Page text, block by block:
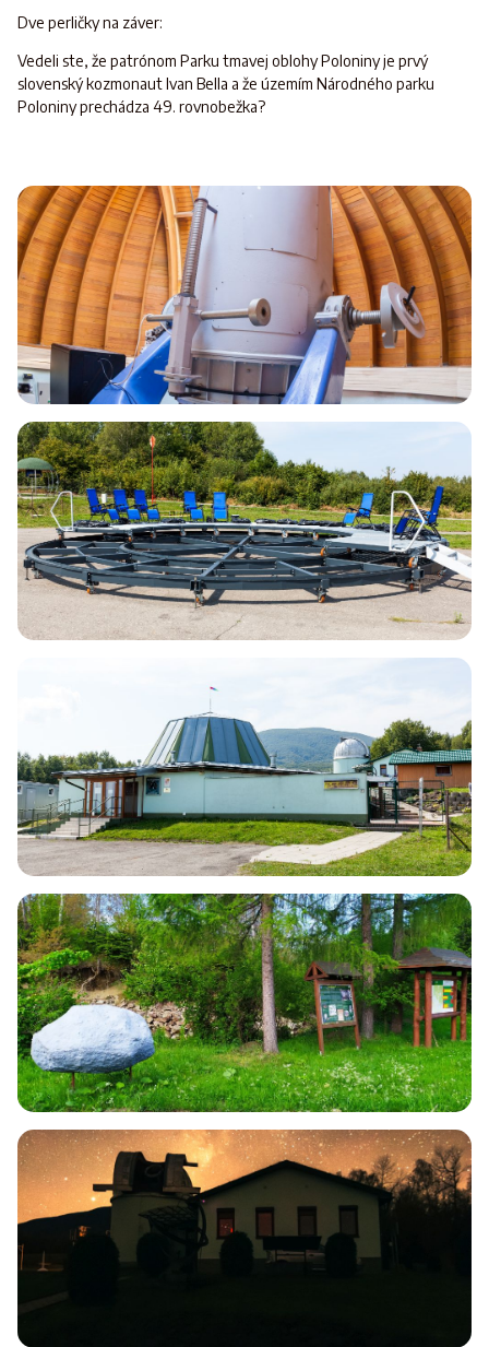
Dve perličky na záver:
Vedeli ste, že patrónom Parku tmavej oblohy Poloniny je prvý
slovenský kozmonaut Ivan Bella a že územím Národného parku
Poloniny prechádza 49. rovnobežka?